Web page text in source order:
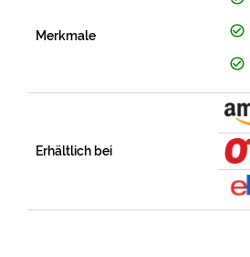
Merkmale
Erhältlich bei